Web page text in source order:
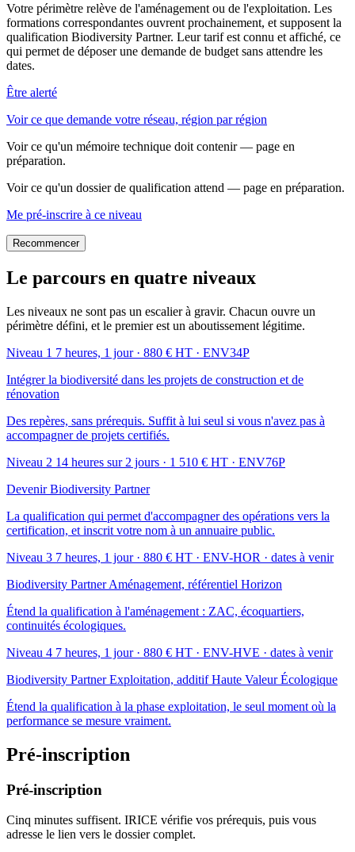
Votre périmètre relève de l'aménagement ou de l'exploitation. Les
formations correspondantes ouvrent prochainement, et supposent la
qualification Biodiversity Partner. Leur tarif est connu et affiché, ce
qui permet de déposer une demande de budget sans attendre les
dates.
Être alerté
Voir ce que demande votre réseau, région par région
Voir ce qu'un mémoire technique doit contenir — page en
préparation.
Voir ce qu'un dossier de qualification attend — page en préparation.
Me pré-inscrire à ce niveau
Recommencer
Le parcours en quatre niveaux
Les niveaux ne sont pas un escalier à gravir. Chacun ouvre un
périmètre défini, et le premier est un aboutissement légitime.
Niveau 1 7 heures, 1 jour · 880 € HT · ENV34P
Intégrer la biodiversité dans les projets de construction et de
rénovation
Des repères, sans prérequis. Suffit à lui seul si vous n'avez pas à
accompagner de projets certifiés.
Niveau 2 14 heures sur 2 jours · 1 510 € HT · ENV76P
Devenir Biodiversity Partner
La qualification qui permet d'accompagner des opérations vers la
certification, et inscrit votre nom à un annuaire public.
Niveau 3 7 heures, 1 jour · 880 € HT · ENV-HOR · dates à venir
Biodiversity Partner Aménagement, référentiel Horizon
Étend la qualification à l'aménagement : ZAC, écoquartiers,
continuités écologiques.
Niveau 4 7 heures, 1 jour · 880 € HT · ENV-HVE · dates à venir
Biodiversity Partner Exploitation, additif Haute Valeur Écologique
Étend la qualification à la phase exploitation, le seul moment où la
performance se mesure vraiment.
Pré-inscription
Pré-inscription
Cinq minutes suffisent. IRICE vérifie vos prérequis, puis vous
adresse le lien vers le dossier complet.